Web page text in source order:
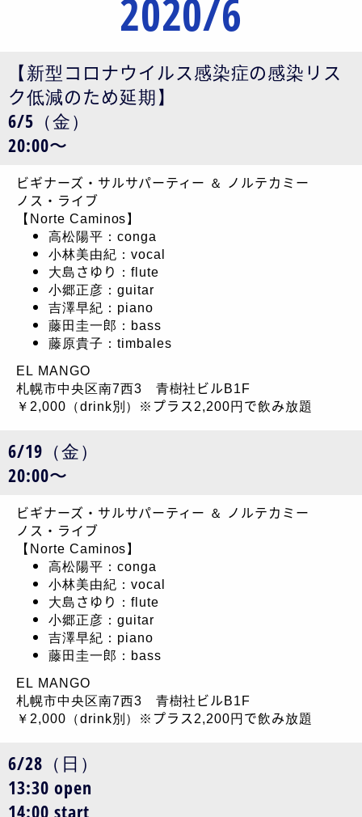
2020/6
【新型コロナウイルス感染症の感染リス
ク低減のため延期】
6/5（金）
20:00〜
ビギナーズ・サルサパーティー ＆ ノルテカミー
ノス・ライブ
【Norte Caminos】
高松陽平：conga
小林美由紀：vocal
大島さゆり：flute
小郷正彦：guitar
吉澤早紀：piano
藤田圭一郎：bass
藤原貴子：timbales
EL MANGO
札幌市中央区南7西3 青樹社ビルB1F
￥2,000（drink別）※プラス2,200円で飲み放題
6/19（金）
20:00〜
ビギナーズ・サルサパーティー ＆ ノルテカミー
ノス・ライブ
【Norte Caminos】
高松陽平：conga
小林美由紀：vocal
大島さゆり：flute
小郷正彦：guitar
吉澤早紀：piano
藤田圭一郎：bass
EL MANGO
札幌市中央区南7西3 青樹社ビルB1F
￥2,000（drink別）※プラス2,200円で飲み放題
6/28（日）
13:30 open
14:00 start